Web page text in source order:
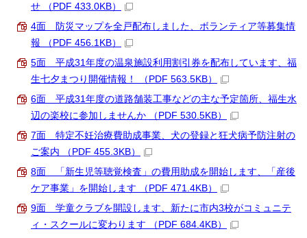
せ （PDF 433.0KB）
4面 防災マップを全戸配布しました、ボランティア等募集情
報 （PDF 456.1KB）
5面 平成31年度の温泉施設利用割引券を配布しています、福
生七夕まつり開催情報！ （PDF 563.5KB）
6面 平成31年度の道路舗装工事などの主な予定箇所、福生水
辺の楽校に参加しませんか （PDF 530.5KB）
7面 特定不妊治療費助成事業、犬の登録と狂犬病予防注射の
ご案内 （PDF 455.3KB）
8面 「新生児等聴覚検査」の費用助成を開始します、「産後
ケア事業」を開始します （PDF 471.4KB）
9面 学童クラブを開設します、新たに市内3校がコミュニテ
ィ・スクールに変わります （PDF 684.4KB）